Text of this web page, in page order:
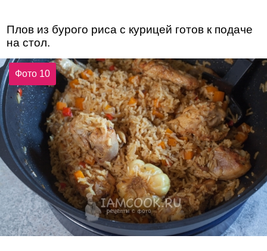
Плов из бурого риса с курицей готов к подаче
на стол.
Фото 10